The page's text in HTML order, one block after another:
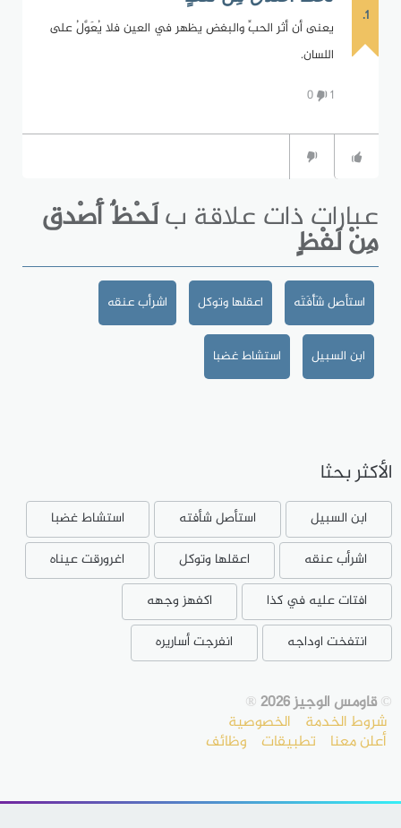
1.
يعنى أن أثر الحبِّ والبغض يظهر في العين فلا يُعَوَّلُ على
اللسان.
1
0
عبارات ذات علاقة بلَحْظٌ أَصْدق
مِنْ لَفْظٍ
استأصل شَأْفَتَه اعقلها وتوكل اشرأب عنقه
ابن السبيل استشاط غضبا
الأكثر بحثا
ابن السبيل استأصل شأفته
استشاط غضبا
اشرأب عنقه
اعقلها وتوكل
اغرورقت عيناه
افتات عليه في كذا
اكفهز وجهه
انتفخت اوداجه
انفرجت أساريره
©قاومس الوجيز 2026 ®
شروط الخدمة الخصوصية
أعلن معنا تطبيقات وظائف